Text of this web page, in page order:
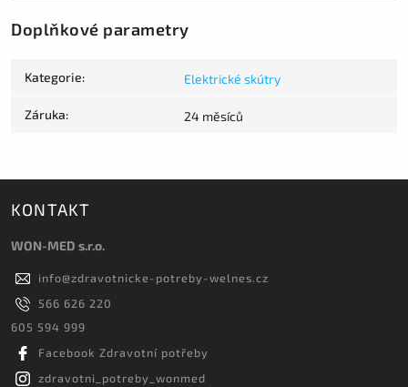
Doplňkové parametry
Kategorie: Elektrické skútry
Záruka: 24 měsíců
KONTAKT
WON-MED s.r.o.
info@zdravotnicke-potreby-welnes.cz
566 626 220
605 594 999
Facebook Zdravotní potřeby
zdravotni_potreby_wonmed